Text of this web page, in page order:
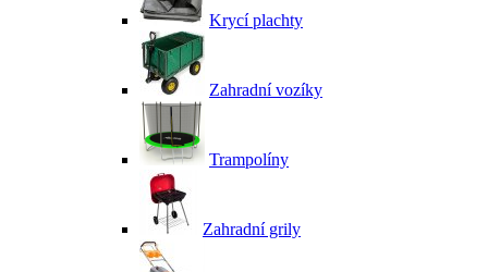
Krycí plachty
Zahradní vozíky
Trampolíny
Zahradní grily